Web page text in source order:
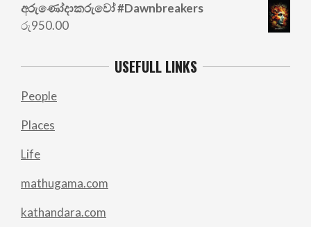
අරු‍ණෝදාකරුවෝ #Dawnbreakers
රු950.00
USEFULL LINKS
People
Places
Life
mathugama.com
kathandara.com